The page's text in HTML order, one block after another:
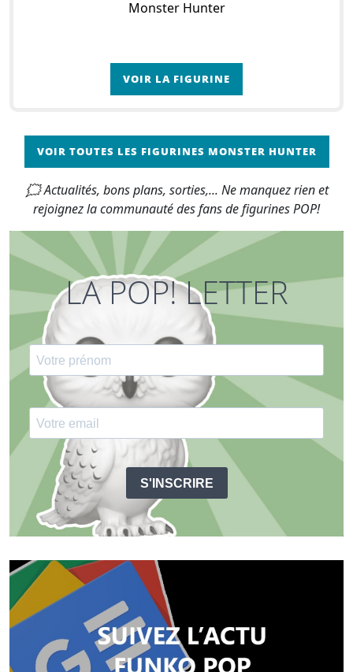
Monster Hunter
VOIR LA FIGURINE
VOIR TOUTES LES FIGURINES MONSTER HUNTER
🗯 Actualités, bons plans, sorties,... Ne manquez rien et
rejoignez la communauté des fans de figurines POP!
LA POP! LETTER
S'INSCRIRE